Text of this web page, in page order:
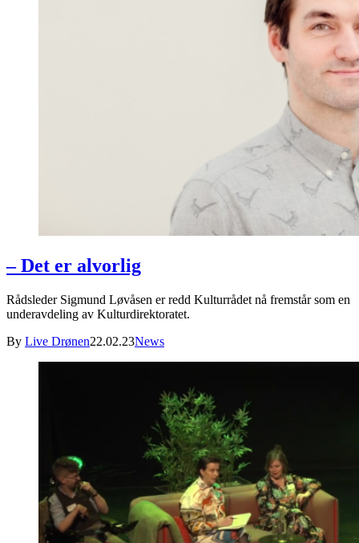
– Det er alvorlig
Rådsleder Sigmund Løvåsen er redd Kulturrådet nå fremstår som en
underavdeling av Kulturdirektoratet.
By Live Drønen22.02.23News